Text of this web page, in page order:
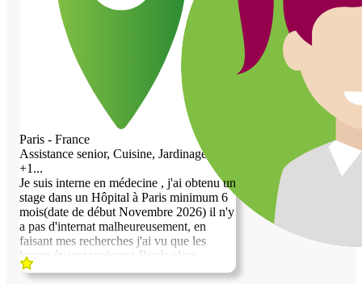
Paris - France
Assistance senior, Cuisine, Jardinage,
+1...
Je suis interne en médecine , j'ai obtenu un
stage dans un Hôpital à Paris minimum 6
mois(date de début Novembre 2026) il n'y
a pas d'internat malheureusement, en
faisant mes recherches j'ai vu que les
loyers étaient vraiment élevés alors
échanger mes services contre logement